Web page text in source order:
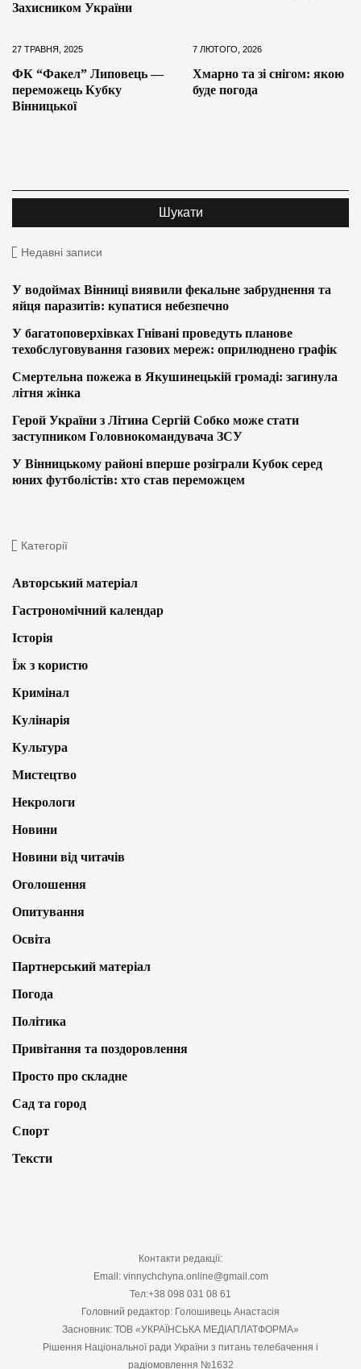
Захисником України
27 ТРАВНЯ, 2025
ФК “Факел” Липовець —
переможець Кубку
Вінницької
7 ЛЮТОГО, 2026
Хмарно та зі снігом: якою
буде погода
Недавні записи
У водоймах Вінниці виявили фекальне забруднення та
яйця паразитів: купатися небезпечно
У багатоповерхівках Гнівані проведуть планове
техобслуговування газових мереж: оприлюднено графік
Смертельна пожежа в Якушинецькій громаді: загинула
літня жінка
Герой України з Літина Сергій Собко може стати
заступником Головнокомандувача ЗСУ
У Вінницькому районі вперше розіграли Кубок серед
юних футболістів: хто став переможцем
Категорії
Авторський матеріал
Гастрономічний календар
Історія
Їж з користю
Кримінал
Кулінарія
Культура
Мистецтво
Некрологи
Новини
Новини від читачів
Оголошення
Опитування
Освіта
Партнерський матеріал
Погода
Політика
Привітання та поздоровлення
Просто про складне
Сад та город
Спорт
Тексти
Контакти редакції:
Email: vinnychchyna.online@gmail.com
Тел:+38 098 031 08 61
Головний редактор: Голошивець Анастасія
Засновник: ТОВ «УКРАЇНСЬКА МЕДІАПЛАТФОРМА»
Рішення Національної ради України з питань телебачення і
радіомовлення №1632